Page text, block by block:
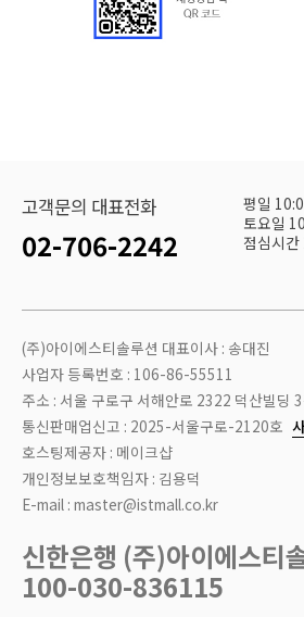
고객문의 대표전화
02-706-2242
평일
토요일
점심시
(주)아이에스티솔루션 대표이사 : 송대진
사업자 등록번호 : 106-86-55511
주소 : 서울 구로구 서해안로 2322 덕산빌딩
통신판매업신고 : 2025-서울구로-2120호
호스팅제공자 : 메이크샵
개인정보보호책임자 : 김용덕
E-mail : master@istmall.co.kr
신한은행 (주)아이에스티
100-030-836115